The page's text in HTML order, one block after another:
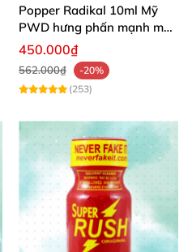
Popper Radikal 10ml Mỹ
PWD hưng phấn mạnh mẽ,
ít tác dụng phụ
450.000₫
562.000₫
-20%
(253)